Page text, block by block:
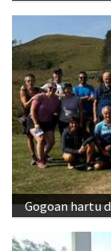
Gogoan hartu